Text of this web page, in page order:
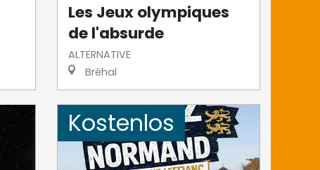
Les Jeux olympiques
de l'absurde
ALTERNATIVE
Bréhal
Kostenlos